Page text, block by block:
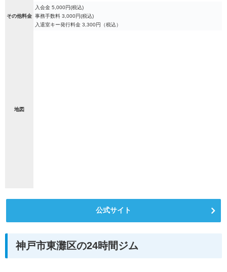
その他料金
入会金 5,000円(税込)
事務手数料 3,000円(税込)
入退室キー発行料金 3,300円（税込）
地図
公式サイト
神戸市東灘区の24時間ジム